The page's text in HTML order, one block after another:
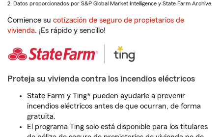
2. Datos proporcionados por S&P Global Market Intelligence y State Farm Archive.
Comience su cotización de seguro de propietarios de
vivienda. ¡Es rápido y sencillo!
Proteja su vivienda contra los incendios eléctricos
State Farm y Ting* pueden ayudarle a prevenir
incendios eléctricos antes de que ocurran, de forma
gratuita.
El programa Ting solo está disponible para los titulares